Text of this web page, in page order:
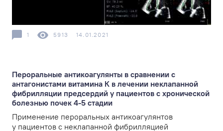
1 5913 14.01.2021
Пероральные антикоагулянты в сравнении с
антагонистами витамина К в лечении неклапанной
фибрилляции предсердий у пациентов с хронической
болезнью почек 4-5 стадии
Применение пероральных антикоагулянтов
у пациентов с неклапанной фибрилляцией